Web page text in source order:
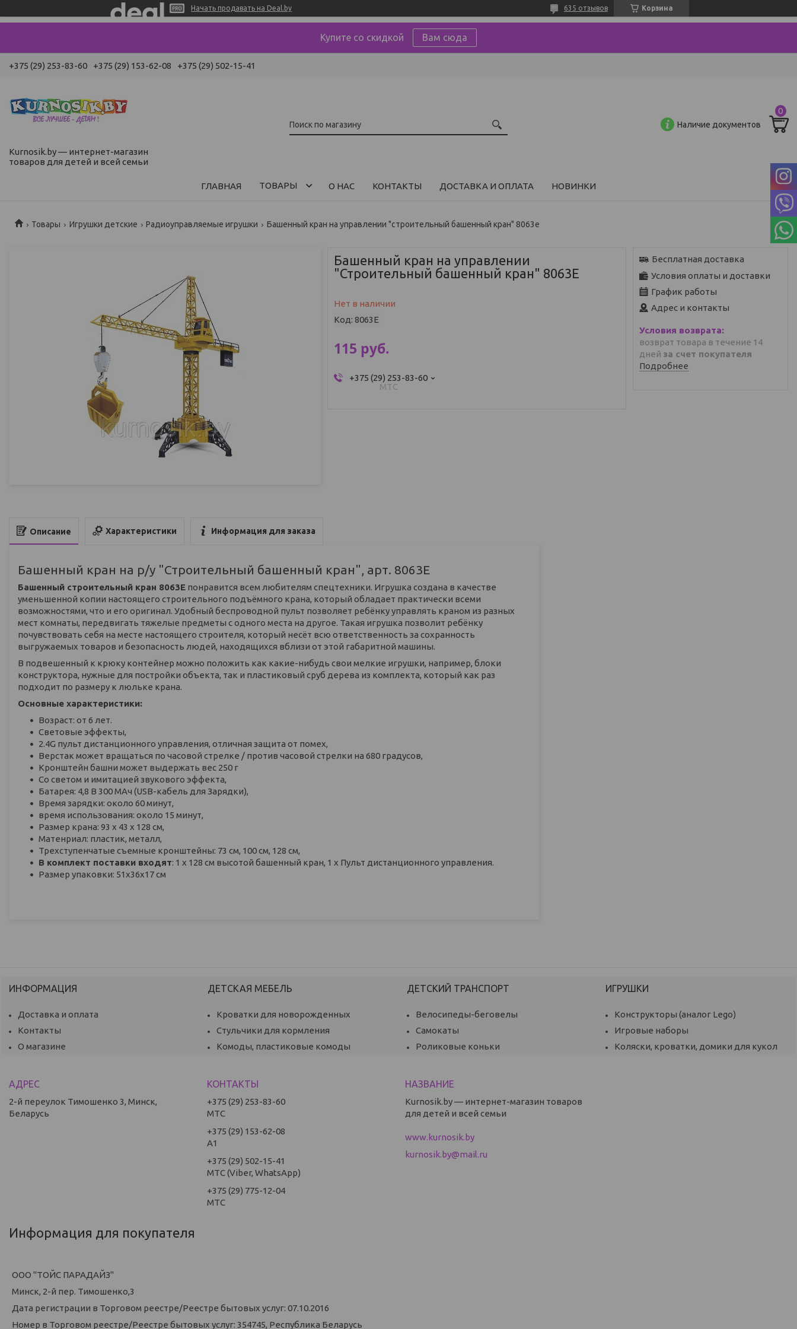
Начать продавать на Deal.by Корзина
635 отзывов
Купите со скидкой Вам сюда
+375 (29) 253-83-60 +375 (29) 153-62-08 +375 (29) 502-15-41
Kurnosik.by — интернет-магазин
товаров для детей и всей семьи
Наличие документов
ГЛАВНАЯ ТОВАРЫ О НАС КОНТАКТЫ ДОСТАВКА И ОПЛАТА НОВИНКИ
Товары Игрушки детские Радиоуправляемые игрушки Башенный кран на управлении "строительный башенный кран" 8063e
Башенный кран на управлении
"Строительный башенный кран" 8063E
Нет в наличии
Код: 8063E
115 руб.
+375 (29) 253-83-60
МТС
Бесплатная доставка
Условия оплаты и доставки
График работы
Адрес и контакты
возврат товара в течение 14
дней за счет покупателя
Подробнее
Описание Характеристики Информация для заказа
Башенный кран на р/у "Строительный башенный кран", арт. 8063E
Башенный строительный кран 8063E понравится всем любителям спецтехники. Игрушка создана в качестве
уменьшенной копии настоящего строительного подъёмного крана, который обладает практически всеми
возможностями, что и его оригинал. Удобный беспроводной пульт позволяет ребёнку управлять краном из разных
мест комнаты, передвигать тяжелые предметы с одного места на другое. Такая игрушка позволит ребёнку
почувствовать себя на месте настоящего строителя, который несёт всю ответственность за сохранность
выгружаемых товаров и безопасность людей, находящихся вблизи от этой габаритной машины.
В подвешенный к крюку контейнер можно положить как какие-нибудь свои мелкие игрушки, например, блоки
конструктора, нужные для постройки объекта, так и пластиковый сруб дерева из комплекта, который как раз
подходит по размеру к люльке крана.
Основные характеристики:
Возраст: от 6 лет.
Световые эффекты,
2.4G пульт дистанционного управления, отличная защита от помех,
Верстак может вращаться по часовой стрелке / против часовой стрелки на 680 градусов,
Кронштейн башни может выдержать вес 250 г
Со светом и имитацией звукового эффекта,
Батарея: 4,8 В 300 МАч (USB-кабель для Зарядки),
Время зарядки: около 60 минут,
время использования: около 15 минут,
Размер крана: 93 х 43 х 128 см,
Матенриал: пластик, металл,
Трехступенчатые съемные кронштейны: 73 см, 100 см, 128 см,
В комплект поставки входят: 1 х 128 см высотой башенный кран, 1 х Пульт дистанционного управления.
Размер упаковки: 51х36х17 см
ИНФОРМАЦИЯ
Доставка и оплата
Контакты
О магазине
ДЕТСКАЯ МЕБЕЛЬ
Кроватки для новорожденных
Стульчики для кормления
Комоды, пластиковые комоды
ДЕТСКИЙ ТРАНСПОРТ
Велосипеды-беговелы
Самокаты
Роликовые коньки
ИГРУШКИ
Конструкторы (аналог Lego)
Игровые наборы
Коляски, кроватки, домики для кукол
2-й переулок Тимошенко 3, Минск,
Беларусь
+375 (29) 253-83-60
МТС
+375 (29) 153-62-08
А1
+375 (29) 502-15-41
МТС (Viber, WhatsApp)
+375 (29) 775-12-04
МТС
Kurnosik.by — интернет-магазин товаров
для детей и всей семьи
www.kurnosik.by
kurnosik.by@mail.ru
Информация для покупателя
ООО "ТОЙС ПАРАДАЙЗ"
Минск, 2-й пер. Тимошенко,3
Дата регистрации в Торговом реестре/Реестре бытовых услуг: 07.10.2016
Номер в Торговом реестре/Реестре бытовых услуг: 354745, Республика Беларусь